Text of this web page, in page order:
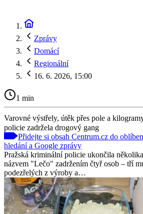
Zprávy
Domácí
Regionální
16. 6. 2026, 15:00
1 min
Varovné výstřely, útěk přes pole a
policie zadržela drogový gang
Přidejte si obsah Centrum.cz do
hledání a Google zprávy
Pražská kriminální policie ukončila
názvem "Lečo" zadržením čtyř osob – tří
podezřelých z výroby a…